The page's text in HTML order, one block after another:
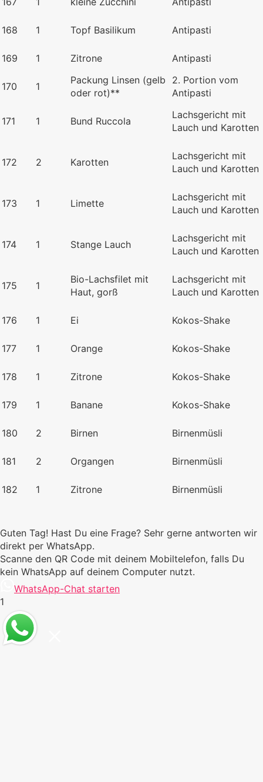
168 1 Topf Basilikum Antipasti
169 1 Zitrone Antipasti
170 1
Packung Linsen (gelb
oder rot)**
2. Portion vom
Antipasti
171 1 Bund Ruccola
Lachsgericht mit
Lauch und Karotten
172 2 Karotten
Lachsgericht mit
Lauch und Karotten
173 1 Limette
Lachsgericht mit
Lauch und Karotten
174 1 Stange Lauch
Lachsgericht mit
Lauch und Karotten
175 1
Bio-Lachsfilet mit
Haut, gorß
Lachsgericht mit
Lauch und Karotten
176 1 Ei Kokos-Shake
177 1 Orange Kokos-Shake
178 1 Zitrone Kokos-Shake
179 1 Banane Kokos-Shake
180 2 Birnen Birnenmüsli
181 2 Organgen Birnenmüsli
182 1 Zitrone Birnenmüsli
Guten Tag! Hast Du eine Frage? Sehr gerne antworten wir
direkt per WhatsApp.
Scanne den QR Code mit deinem Mobiltelefon, falls Du
kein WhatsApp auf deinem Computer nutzt.
WhatsApp-Chat starten
1